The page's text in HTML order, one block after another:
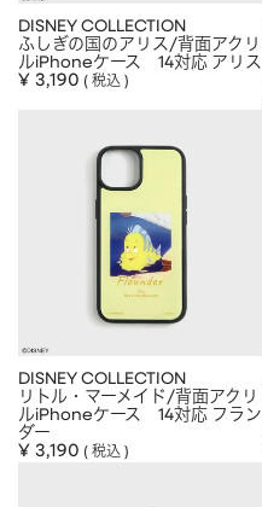
DISNEY COLLECTION
ふしぎの国のアリス/背面アクリ
ルiPhoneケース 14対応 アリス
¥ 3,190 税込
DISNEY COLLECTION
リトル・マーメイド/背面アクリ
ルiPhoneケース 14対応 フラン
ダー
¥ 3,190 税込